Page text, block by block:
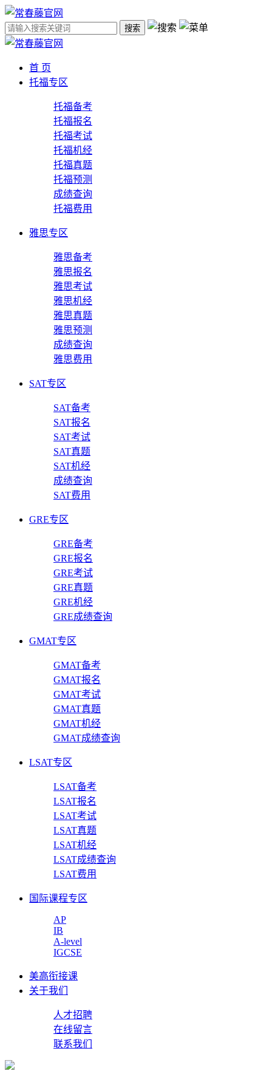
搜索
首 页
托福专区
托福备考
托福报名
托福考试
托福机经
托福真题
托福预测
成绩查询
托福费用
雅思专区
雅思备考
雅思报名
雅思考试
雅思机经
雅思真题
雅思预测
成绩查询
雅思费用
SAT专区
SAT备考
SAT报名
SAT考试
SAT真题
SAT机经
成绩查询
SAT费用
GRE专区
GRE备考
GRE报名
GRE考试
GRE真题
GRE机经
GRE成绩查询
GMAT专区
GMAT备考
GMAT报名
GMAT考试
GMAT真题
GMAT机经
GMAT成绩查询
LSAT专区
LSAT备考
LSAT报名
LSAT考试
LSAT真题
LSAT机经
LSAT成绩查询
LSAT费用
国际课程专区
AP
IB
A-level
IGCSE
美高衔接课
关于我们
人才招聘
在线留言
联系我们